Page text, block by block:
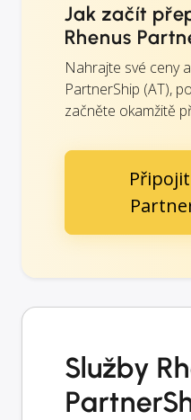
Jak začít
Rhenus
Nahrajte své ceny
PartnerShip (AT),
začněte okamžitě
Služby